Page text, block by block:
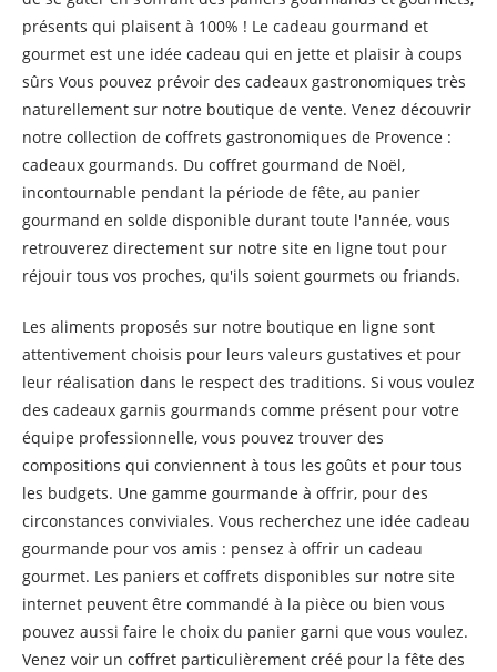
présents qui plaisent à 100% ! Le cadeau gourmand et
gourmet est une idée cadeau qui en jette et plaisir à coups
sûrs Vous pouvez prévoir des cadeaux gastronomiques très
naturellement sur notre boutique de vente. Venez découvrir
notre collection de coffrets gastronomiques de Provence :
cadeaux gourmands. Du coffret gourmand de Noël,
incontournable pendant la période de fête, au panier
gourmand en solde disponible durant toute l'année, vous
retrouverez directement sur notre site en ligne tout pour
réjouir tous vos proches, qu'ils soient gourmets ou friands.
Les aliments proposés sur notre boutique en ligne sont
attentivement choisis pour leurs valeurs gustatives et pour
leur réalisation dans le respect des traditions. Si vous voulez
des cadeaux garnis gourmands comme présent pour votre
équipe professionnelle, vous pouvez trouver des
compositions qui conviennent à tous les goûts et pour tous
les budgets. Une gamme gourmande à offrir, pour des
circonstances conviviales. Vous recherchez une idée cadeau
gourmande pour vos amis : pensez à offrir un cadeau
gourmet. Les paniers et coffrets disponibles sur notre site
internet peuvent être commandé à la pièce ou bien vous
pouvez aussi faire le choix du panier garni que vous voulez.
Venez voir un coffret particulièrement créé pour la fête des